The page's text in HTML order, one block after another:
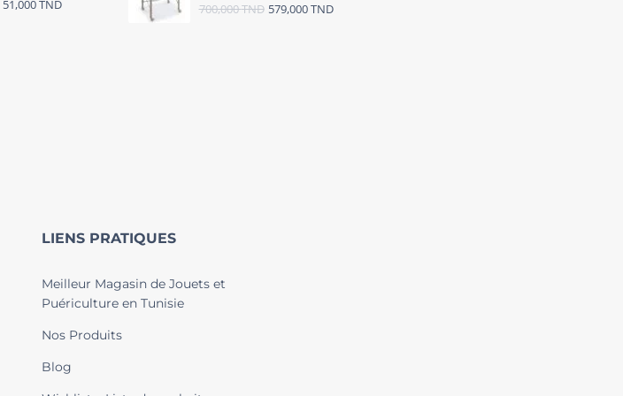
51,000TND 700,000TND 579,000TND
LIENS PRATIQUES
Meilleur Magasin de Jouets et
Puériculture en Tunisie
Nos Produits
Blog